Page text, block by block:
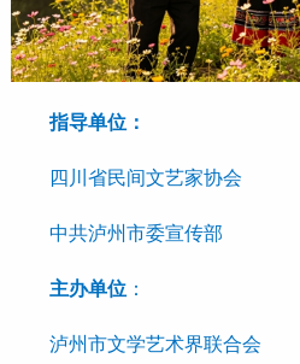
指导单位：
四川省民间文艺家协会
中共泸州市委宣传部
主办单位：
泸州市文学艺术界联合会